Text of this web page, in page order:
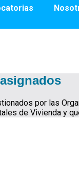
por las
de Vivienda y